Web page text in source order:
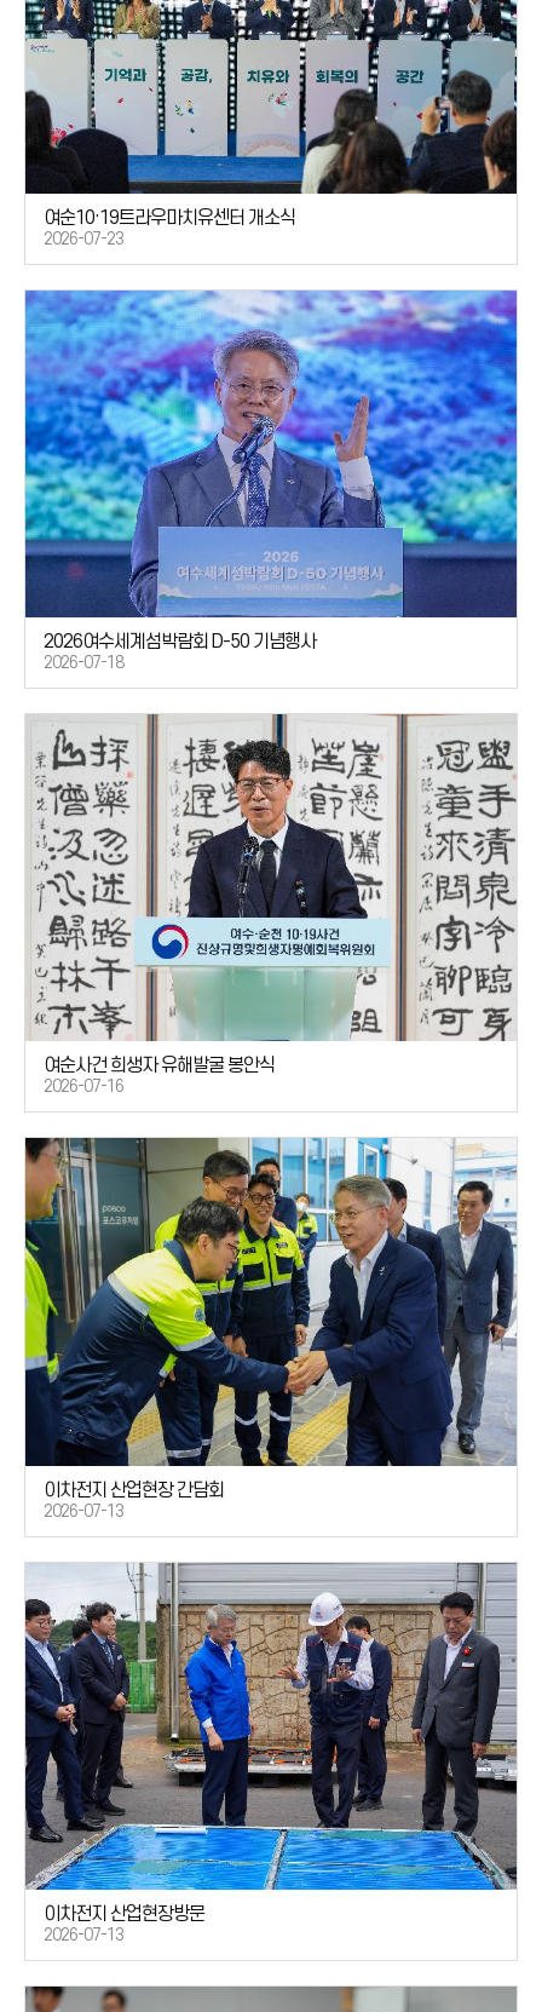
여순10·19트라우마치유센터 개소식
2026-07-23
2026여수세계섬박람회 D-50 기념행사
2026-07-18
여순사건 희생자 유해발굴 봉안식
2026-07-16
이차전지 산업현장 간담회
2026-07-13
이차전지 산업현장방문
2026-07-13